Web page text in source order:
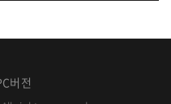
버전